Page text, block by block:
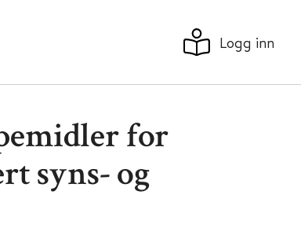
Logg inn
for
syns- og